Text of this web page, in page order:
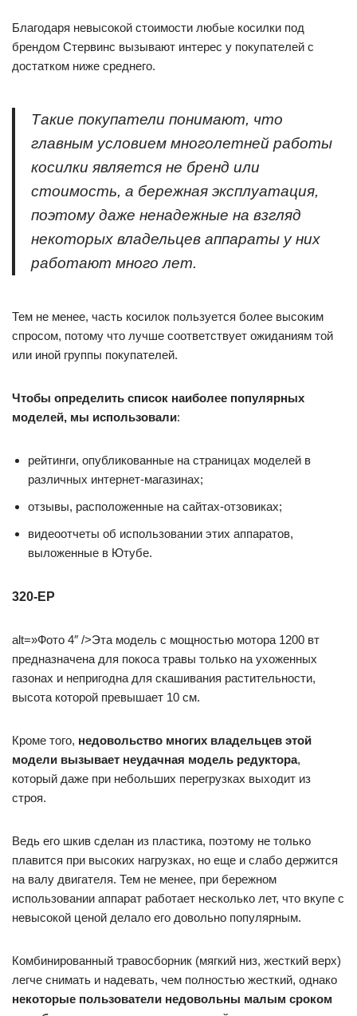
Благодаря невысокой стоимости любые косилки под
брендом Стервинс вызывают интерес у покупателей с
достатком ниже среднего.
Такие покупатели понимают, что
главным условием многолетней работы
косилки является не бренд или
стоимость, а бережная эксплуатация,
поэтому даже ненадежные на взгляд
некоторых владельцев аппараты у них
работают много лет.
Тем не менее, часть косилок пользуется более высоким
спросом, потому что лучше соответствует ожиданиям той
или иной группы покупателей.
Чтобы определить список наиболее популярных
моделей, мы использовали:
рейтинги, опубликованные на страницах моделей в
различных интернет-магазинах;
отзывы, расположенные на сайтах-отзовиках;
видеоотчеты об использовании этих аппаратов,
выложенные в Ютубе.
320-EP
alt=»Фото 4″ />Эта модель с мощностью мотора 1200 вт
предназначена для покоса травы только на ухоженных
газонах и непригодна для скашивания растительности,
высота которой превышает 10 см.
Кроме того, недовольство многих владельцев этой
модели вызывает неудачная модель редуктора,
который даже при небольших перегрузках выходит из
строя.
Ведь его шкив сделан из пластика, поэтому не только
плавится при высоких нагрузках, но еще и слабо держится
на валу двигателя. Тем не менее, при бережном
использовании аппарат работает несколько лет, что вкупе с
невысокой ценой делало его довольно популярным.
Комбинированный травосборник (мягкий низ, жесткий верх)
легче снимать и надевать, чем полностью жесткий, однако
некоторые пользователи недовольны малым сроком